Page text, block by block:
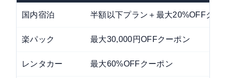
国内宿泊 半額以下プラン＋最大20%OFFクー
楽パック 最大30,000円OFFクーポン
レンタカー 最大60%OFFクーポン